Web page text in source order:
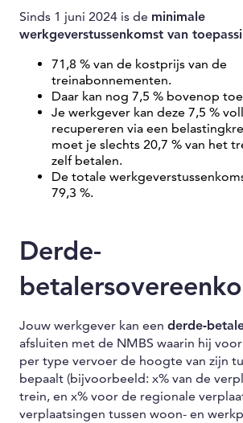
Sinds 1 juni 2024 is de minimale
werkgeverstussenkomst van
71,8 % van de kostprijs van de
treinabonnementen.
Daar kan nog 7,5 % bovenop
Je werkgever kan deze 7,5 %
recupereren via een
moet je slechts 20,7 % van het
zelf betalen.
De totale
79,3 %.
Derde-
Jouw werkgever kan een derde-
afsluiten met de NMBS waarin hij
per type vervoer de hoogte van zijn
bepaalt (bijvoorbeeld: x% van de
trein, en x% voor de regionale
verplaatsingen tussen woon- en